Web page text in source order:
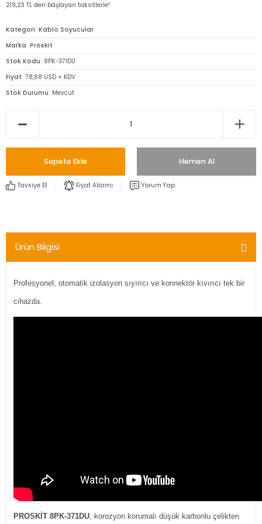
219,23 TL den başlayan taksitlerle!
Kategori Kablo Soyucular
Marka Proskit
Stok Kodu 8PK-371DU
Fiyat 78,88 USD + KDV
Stok Durumu Mevcut
Sepete Ekle Hemen Al
Tavsiye Et Fiyat Alarmı Yorum Yap
Ürün Bilgisi
Profesyonel, otomatik izolasyon sıyırıcı ve konnektör kıvırıcı tek bir
cihazda.
PROSKİT 8PK-371DU, korozyon korumalı düşük karbonlu çelikten